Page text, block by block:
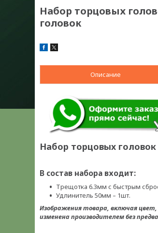
Набор торцовых
головок
Описание
Набор торцовых
В состав набора входит:
Трещотка 6.3мм с быстрым
Удлинитель 50мм – 1шт.
Изображения товара, включая
изменена производителем без